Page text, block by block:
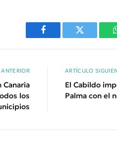
Facebook Twitter
Canaria
los
ARTÍCULO
El Cabildo
Palma con el